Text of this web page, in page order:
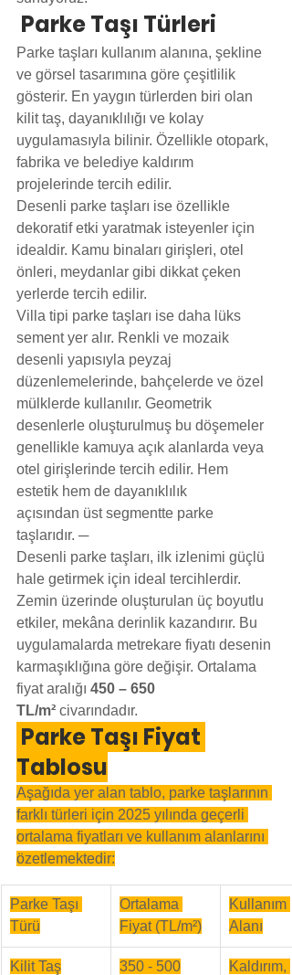
Parke Taşı Türleri
Parke taşları kullanım alanına, şekline
ve görsel tasarımına göre çeşitlilik
gösterir. En yaygın türlerden biri olan
kilit taş, dayanıklılığı ve kolay
uygulamasıyla bilinir. Özellikle otopark,
fabrika ve belediye kaldırım
projelerinde tercih edilir.
Desenli parke taşları ise özellikle
dekoratif etki yaratmak isteyenler için
idealdir. Kamu binaları girişleri, otel
önleri, meydanlar gibi dikkat çeken
yerlerde tercih edilir.
Villa tipi parke taşları ise daha lüks
sement yer alır. Renkli ve mozaik
desenli yapısıyla peyzaj
düzenlemelerinde, bahçelerde ve özel
mülklerde kullanılır. Geometrik
desenlerle oluşturulmuş bu döşemeler
genellikle kamuya açık alanlarda veya
otel girişlerinde tercih edilir. Hem
estetik hem de dayanıklılık
açısından üst segmentte parke
taşlarıdır. ─
Desenli parke taşları, ilk izlenimi güçlü
hale getirmek için ideal tercihlerdir.
Zemin üzerinde oluşturulan üç boyutlu
etkiler, mekâna derinlik kazandırır. Bu
uygulamalarda metrekare fiyatı desenin
karmaşıklığına göre değişir. Ortalama
fiyat aralığı 450 – 650
TL/m² civarındadır.
Tablosu
Aşağıda yer alan tablo, parke taşlarının
farklı türleri için 2025 yılında geçerli
ortalama fiyatları ve kullanım alanlarını
özetlemektedir:
Parke Taşı
Türü
Ortalama
Fiyat (TL/m²)
Kullanım
Alanı
Kilit Taş 350 - 500
Kaldırım,